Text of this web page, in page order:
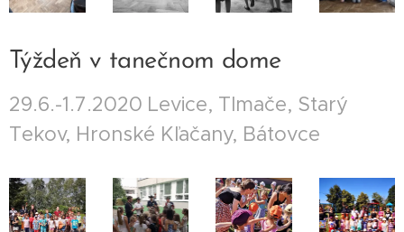
Týždeň v tanečnom dome
29.6.-1.7.2020 Levice, Tlmače, Starý
Tekov, Hronské Kľačany, Bátovce